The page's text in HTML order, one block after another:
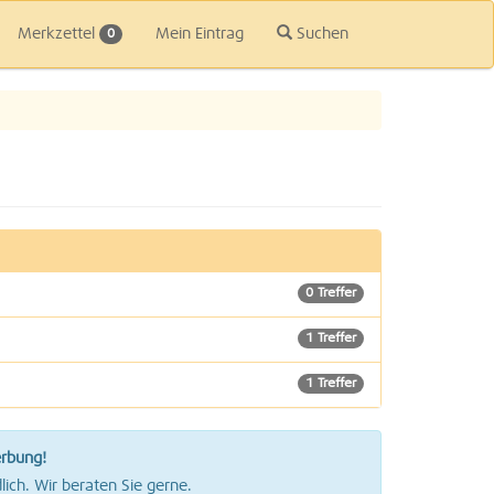
Merkzettel 0 Mein Eintrag Suchen
0 Treffer
1 Treffer
1 Treffer
0 Treffer
Wir beraten Sie gerne.